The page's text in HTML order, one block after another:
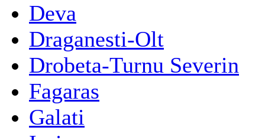
Deva
Draganesti-Olt
Drobeta-Turnu Severin
Fagaras
Galati